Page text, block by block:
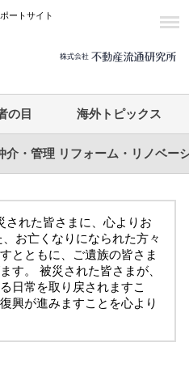
ートサイト
の目 海外トピックス
介・管理 リフォーム・リノベー
された皆さまに、心よりお
お亡くなりになられた方々
とともに、ご遺族の皆さま
す。 被災された皆さまが、
日常を取り戻されますこ
興が進みますことを心より